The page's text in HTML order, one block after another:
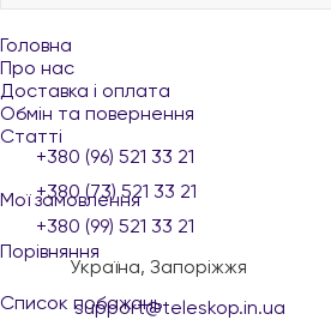
Головна
Про нас
Доставка і оплата
Обмін та повернення
Статті
Мої замовлення
Порівняння
Список побажань
+380 (96) 521 33 21
+380 (73) 521 33 21
+380 (99) 521 33 21
Україна, Запоріжжя
support@teleskop.in.ua